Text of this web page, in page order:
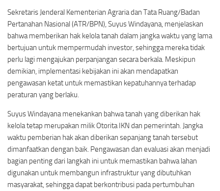
Sekretaris Jenderal Kementerian Agraria dan Tata Ruang/Badan
Pertanahan Nasional (ATR/BPN), Suyus Windayana, menjelaskan
bahwa memberikan hak kelola tanah dalam jangka waktu yang lama
bertujuan untuk mempermudah investor, sehingga mereka tidak
perlu lagi mengajukan perpanjangan secara berkala. Meskipun
demikian, implementasi kebijakan ini akan mendapatkan
pengawasan ketat untuk memastikan kepatuhannya terhadap
peraturan yang berlaku.
Suyus Windayana menekankan bahwa tanah yang diberikan hak
kelola tetap merupakan milik Otorita IKN dan pemerintah. Jangka
waktu pemberian hak akan diberikan sepanjang tanah tersebut
dimanfaatkan dengan baik. Pengawasan dan evaluasi akan menjadi
bagian penting dari langkah ini untuk memastikan bahwa lahan
digunakan untuk membangun infrastruktur yang dibutuhkan
masyarakat, sehingga dapat berkontribusi pada pertumbuhan